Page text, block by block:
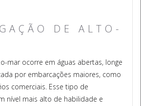
DE ALTO-
mar ocorre em águas abertas, longe
por embarcações maiores, como
comerciais. Esse tipo de
nível mais alto de habilidade e